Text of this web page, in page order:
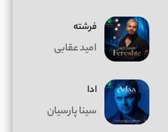
فرشته
امید عقابی
ادا
سینا پارسیان